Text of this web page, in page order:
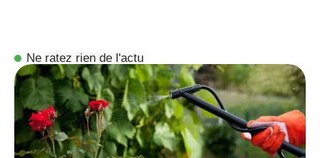
Ne ratez rien de l'actu